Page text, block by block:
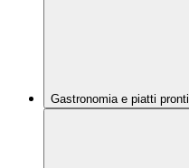
Gastronomia e piatti pronti